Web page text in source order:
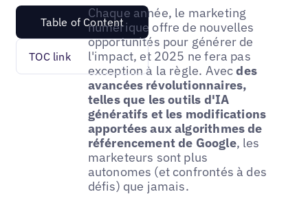
Table of Content
TOC link
Chaque année, le marketing
numérique offre de nouvelles
opportunités pour générer de
l'impact, et 2025 ne fera pas
exception à la règle. Avecdes
avancées révolutionnaires,
telles que les outils d'IA
génératifs et les modifications
apportées aux algorithmes de
référencement de Google, les
marketeurs sont plus
autonomes (et confrontés à des
défis) que jamais.